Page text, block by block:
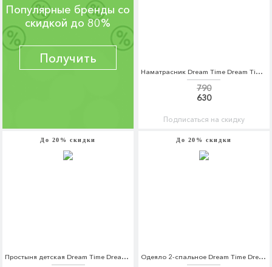
Популярные бренды со
скидкой до 80%
Получить
Наматрасник Dream Time Dream Time MP002XC003PB
790
630
Подписаться на скидку
До 20% скидки
Простыня детская Dream Time Dream Time MP002XU0DZ6M
До 20% скидки
Одеяло 2-спальное Dream Time Dream Time MP002XU0DWQF